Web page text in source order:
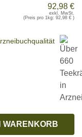
92,98 €
exkl. MwSt.
(Preis pro 1kg: 92,98 €)